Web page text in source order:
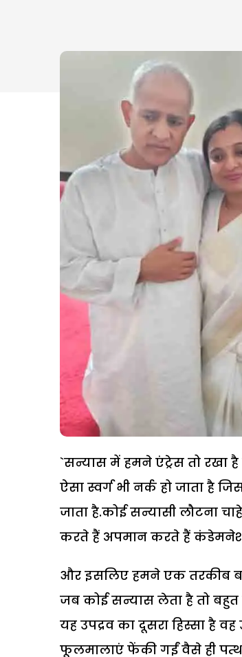
`सन्यास में हमने एंट्रेस तो रखा
ऐसा स्वर्ग भी नर्क हो जाता है
जाता है.कोई सन्यासी लौटना
करते हैं अपमान करते हैं
और इसलिए हमने एक तरकीब
जब कोई सन्यास लेता है तो
यह उपद्रव का दूसरा हिस्सा है
फूलमालाएं फेंकी गईं वैसे ही